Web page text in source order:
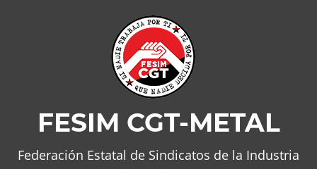
FESIM CGT-METAL
Federación Estatal de Sindicatos de la Industria